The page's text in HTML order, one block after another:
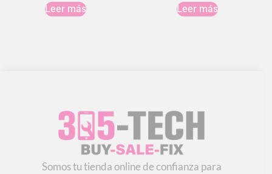
Leer más Leer más
Somos tu tienda online de confianza para